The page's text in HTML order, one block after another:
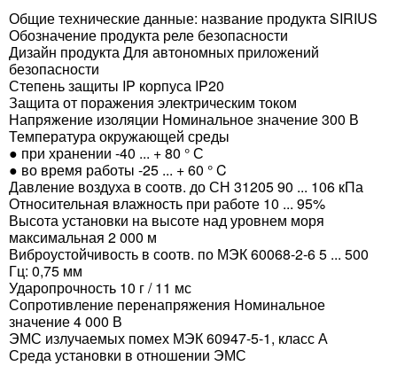
Общие технические данные: название продукта SIRIUS
Обозначение продукта реле безопасности
Дизайн продукта Для автономных приложений
безопасности
Степень защиты IP корпуса IP20
Защита от поражения электрическим током
Напряжение изоляции Номинальное значение 300 В
Температура окружающей среды
● при хранении -40 ... + 80 ° С
● во время работы -25 ... + 60 ° C
Давление воздуха в соотв. до СН 31205 90 ... 106 кПа
Относительная влажность при работе 10 ... 95%
Высота установки на высоте над уровнем моря
максимальная 2 000 м
Виброустойчивость в соотв. по МЭК 60068-2-6 5 ... 500
Гц: 0,75 мм
Ударопрочность 10 г / 11 мс
Сопротивление перенапряжения Номинальное
значение 4 000 В
ЭМС излучаемых помех МЭК 60947-5-1, класс А
Среда установки в отношении ЭМС